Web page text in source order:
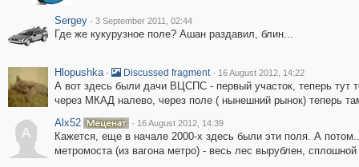
Sergey · 3 September 2011, 02:44
Где же кукурузное поле? Ашан раздавил, блин...
Hlopushka · Discussed fragment · 16 August 2012, 14:22
А вот здесь были дачи ВЦСПС - первый участок, теперь тут
через МКАД налево, через поле ( нынешний рынок) теперь
A
Alx52 · 16 August 2012, 14:39
Кажется, еще в начале 2000-х здесь были эти поля. А
метромоста (из вагона метро) - весь лес вырублен, сплошной